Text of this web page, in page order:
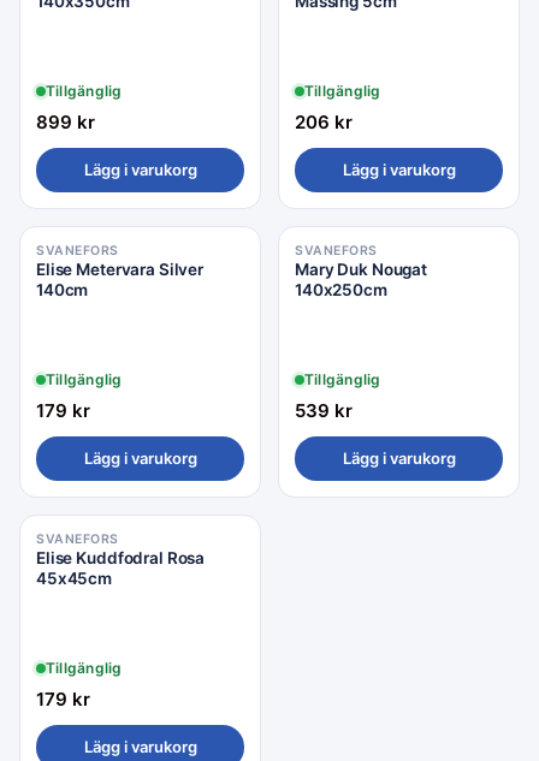
Tillgänglig
899 kr
Lägg i varukorg
Tillgänglig
206 kr
Lägg i varukorg
SVANEFORS
Elise Metervara Silver
140cm
Tillgänglig
179 kr
Lägg i varukorg
SVANEFORS
Mary Duk Nougat
140x250cm
Tillgänglig
539 kr
Lägg i varukorg
SVANEFORS
Elise Kuddfodral Rosa
45x45cm
Tillgänglig
179 kr
Lägg i varukorg